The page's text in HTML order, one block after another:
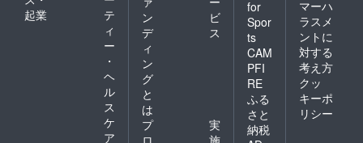
起業
テ
ィ
ー
・
ヘ
ル
ス
ケ
ア
ン
デ
ィ
ン
グ
と
は
ビ
ス
プ
ロ
実
施
for
Spor
ts
CAM
PFI
RE
ふる
さと
納税
マーハ
ラスメ
ントに
対する
考え方
クッ
キーポ
リシー